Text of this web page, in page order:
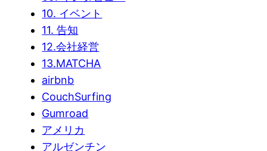
10. イベント
11. 告知
12.会社経営
13.MATCHA
airbnb
CouchSurfing
Gumroad
アメリカ
アルゼンチン